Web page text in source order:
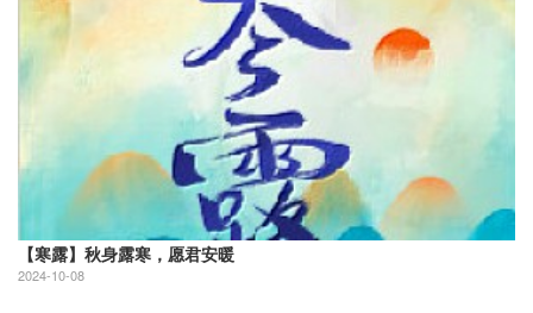
【寒露】秋身露寒，愿君安暖
2024-10-08